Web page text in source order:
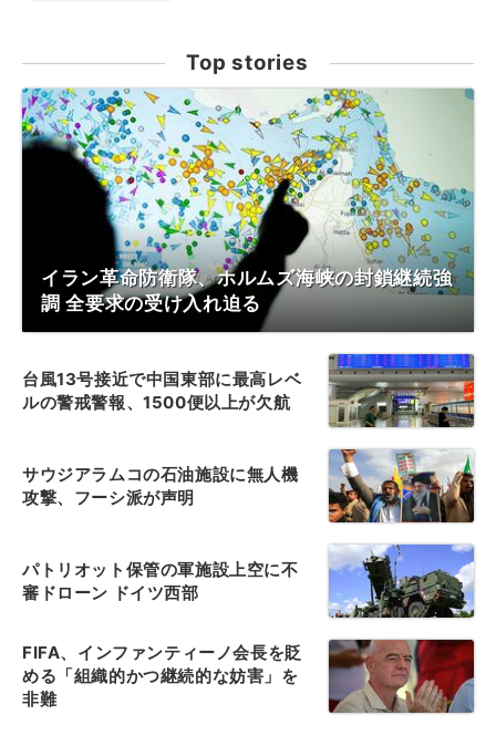
Top stories
イラン革命防衛隊、ホルムズ海峡の封鎖継続強
調 全要求の受け入れ迫る
台風13号接近で中国東部に最高レベ
ルの警戒警報、1500便以上が欠航
サウジアラムコの石油施設に無人機
攻撃、フーシ派が声明
パトリオット保管の軍施設上空に不
審ドローン ドイツ西部
FIFA、インファンティーノ会長を貶
める「組織的かつ継続的な妨害」を
非難